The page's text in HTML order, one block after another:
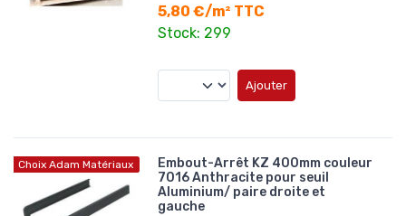
5,80 €/m² TTC
Stock: 299
Ajouter
Choix Adam Matériaux
Embout-Arrêt KZ 400mm couleur
7016 Anthracite pour seuil
Aluminium/ paire droite et
gauche